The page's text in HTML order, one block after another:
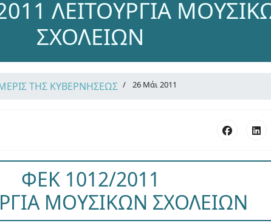
ΛΕΙΤΟΥΡΓΙΑ
ΣΧΟΛΕΙΩΝ
ΤΗΣ ΚΥΒΕΡΝΗΣΕΩΣ 26 Μάι 2011
ΦΕΚ 1012/2011
ΜΟΥΣΙΚΩΝ ΣΧΟΛΕΙΩΝ